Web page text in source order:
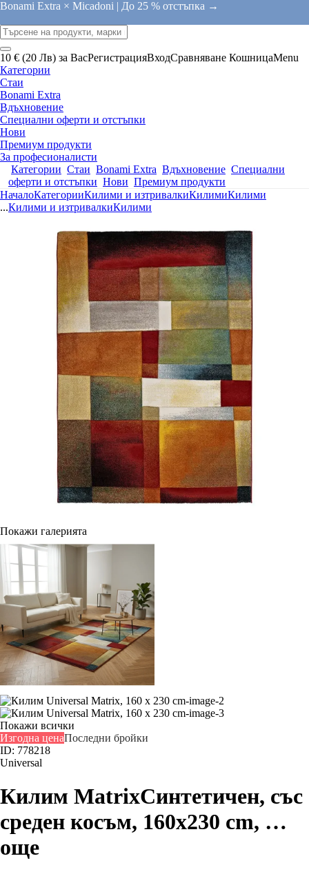
Bonami Extra × Micadoni | До 25 % отстъпка →
10 € (20 Лв) за ВасРегистрацияВходСравняване КошницаMenu
Категории
Стаи
Bonami Extra
Вдъхновение
Специални оферти и отстъпки
Нови
Премиум продукти
За професионалисти
Категории Стаи Bonami Extra Вдъхновение Специални
оферти и отстъпки Нови Премиум продукти
НачалоКатегорииКилими и изтривалкиКилимиКилими
...Килими и изтривалкиКилими
Покажи галерията
Покажи всички
Изгодна ценаПоследни бройки
ID: 778218
Universal
Килим MatrixСинтетичен, със
среден косъм, 160x230 cm, …
още